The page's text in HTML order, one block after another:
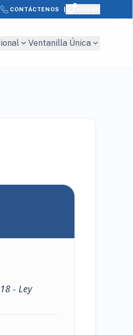
CONTÁCTENOS
expand_more Ventanilla Única expand_more
- Ley